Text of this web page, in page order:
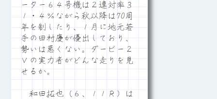
ーター６４号機は２連対率３
１・４％ながら秋以降は70周
年を制したり、１月に地元若
手の田村慶が優出しており、
勢いは悪くない。ダービー２
Ｖの実力者がどんな走りを見
せるか。
和田拓也（６、１１Ｒ）は